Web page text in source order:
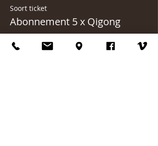
Soort ticket
Abonnement 5 x Qigong
Meer info